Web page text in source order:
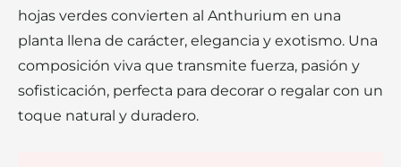
hojas verdes convierten al Anthurium en una
planta llena de carácter, elegancia y exotismo. Una
composición viva que transmite fuerza, pasión y
sofisticación, perfecta para decorar o regalar con un
toque natural y duradero.